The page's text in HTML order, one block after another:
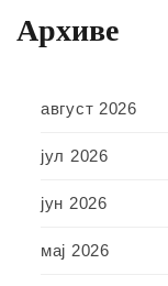
Архиве
август 2026
јул 2026
јун 2026
мај 2026